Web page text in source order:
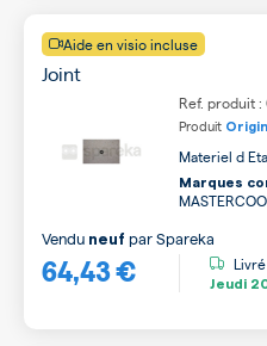
Aide en visio incluse
Joint
Ref. produit :
Produit
Materiel d
Marques
64,43 €
Vendu neuf parSpareka
Jeudi